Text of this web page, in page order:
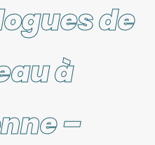
de
à
–